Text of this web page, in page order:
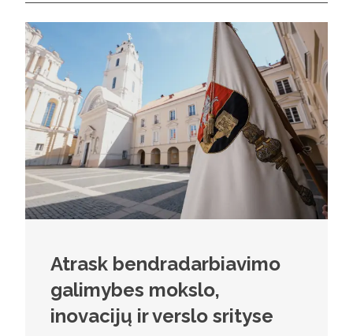
Atrask bendradarbiavimo
galimybes mokslo,
inovacijų ir verslo srityse